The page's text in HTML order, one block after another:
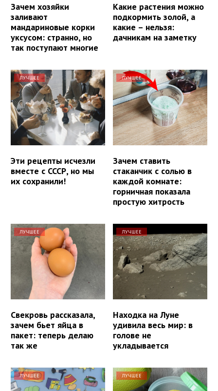
Зачем хозяйки
заливают
мандариновые корки
уксусом: странно, но
так поступают многие
Какие растения можно
подкормить золой, а
какие – нельзя:
дачникам на заметку
ЛУЧШЕЕ
Эти рецепты исчезли
вместе с СССР, но мы
их сохранили!
ЛУЧШЕЕ
Зачем ставить
стаканчик с солью в
каждой комнате:
горничная показала
простую хитрость
ЛУЧШЕЕ
Свекровь рассказала,
зачем бьет яйца в
пакет: теперь делаю
так же
ЛУЧШЕЕ
Находка на Луне
удивила весь мир: в
голове не
укладывается
ЛУЧШЕЕ ЛУЧШЕЕ